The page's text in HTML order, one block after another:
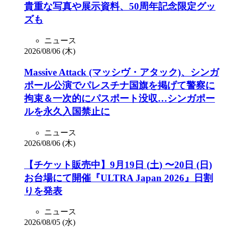
貴重な写真や展示資料、50周年記念限定グッ
ズも
ニュース
2026/08/06 (木)
Massive Attack (マッシヴ・アタック)、シンガ
ポール公演でパレスチナ国旗を掲げて警察に
拘束＆一次的にパスポート没収…シンガポー
ルを永久入国禁止に
ニュース
2026/08/06 (木)
【チケット販売中】9月19日 (土) 〜20日 (日)
お台場にて開催『ULTRA Japan 2026』日割
りを発表
ニュース
2026/08/05 (水)